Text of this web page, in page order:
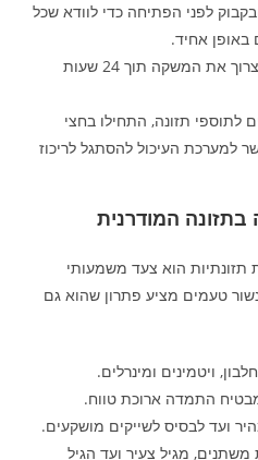
לפני הפתיחה כדי לוודא שכל
באופן אחיד.
לאחר הפתיחה, יש לצרוך את המשקה תוך 24 שעות
לתוספי תזונה, התחילו בחצי
למערכת העיכול להסתגל לריכוז
המודרנית
הוא צעד משמעותי
טעמים מציע פתרון שהוא גם
ויטמינים ומינרלים.
התמדה ארוכת טווח.
ועד לבסיס לשייקים מושקעים.
מגיל צעיר ועד הגיל